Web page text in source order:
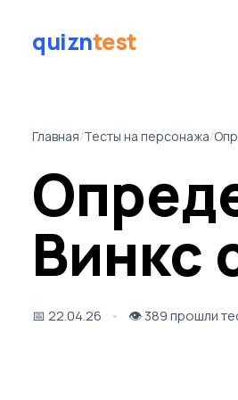
quizntest
Главная/Тесты на персонажа/
Винкс
📅 22.04.26 👁️389 прошли